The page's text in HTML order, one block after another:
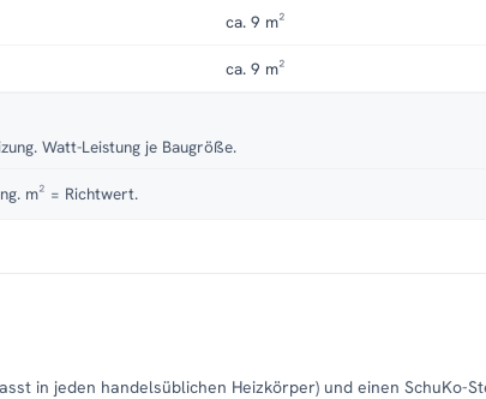
ca. 9 m²
ca. 9 m²
Watt-Leistung je Baugröße.
m² = Richtwert.
in jeden handelsüblichen Heizkörper) und einen SchuKo-